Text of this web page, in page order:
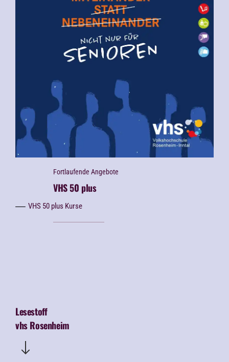
Fortlaufende Angebote
VHS 50 plus
VHS 50 plus Kurse
Lesestoff
vhs Rosenheim